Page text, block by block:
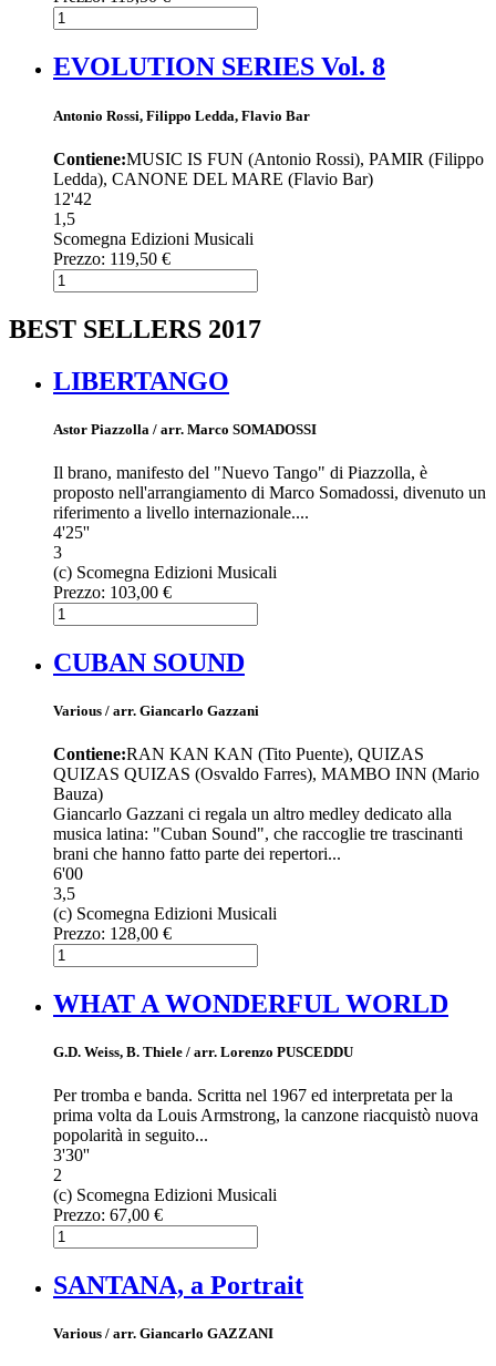
EVOLUTION SERIES Vol. 8
Antonio Rossi, Filippo Ledda, Flavio Bar
Contiene:MUSIC IS FUN (Antonio Rossi), PAMIR (Filippo
Ledda), CANONE DEL MARE (Flavio Bar)
12'42
1,5
Scomegna Edizioni Musicali
Prezzo: 119,50 €
BEST SELLERS 2017
LIBERTANGO
Astor Piazzolla / arr. Marco SOMADOSSI
Il brano, manifesto del "Nuevo Tango" di Piazzolla, è
proposto nell'arrangiamento di Marco Somadossi, divenuto un
riferimento a livello internazionale....
4'25''
3
(c) Scomegna Edizioni Musicali
Prezzo: 103,00 €
CUBAN SOUND
Various / arr. Giancarlo Gazzani
Contiene:RAN KAN KAN (Tito Puente), QUIZAS
QUIZAS QUIZAS (Osvaldo Farres), MAMBO INN (Mario
Bauza)
Giancarlo Gazzani ci regala un altro medley dedicato alla
musica latina: "Cuban Sound", che raccoglie tre trascinanti
brani che hanno fatto parte dei repertori...
6'00
3,5
(c) Scomegna Edizioni Musicali
Prezzo: 128,00 €
WHAT A WONDERFUL WORLD
G.D. Weiss, B. Thiele / arr. Lorenzo PUSCEDDU
Per tromba e banda. Scritta nel 1967 ed interpretata per la
prima volta da Louis Armstrong, la canzone riacquistò nuova
popolarità in seguito...
3'30''
2
(c) Scomegna Edizioni Musicali
Prezzo: 67,00 €
SANTANA, a Portrait
Various / arr. Giancarlo GAZZANI